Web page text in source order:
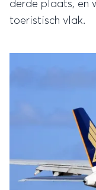
derde plaats, en
toeristisch vlak.